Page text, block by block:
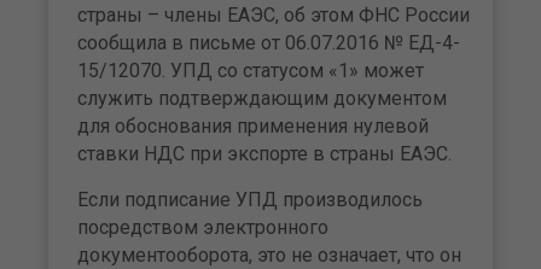
страны – члены ЕАЭС, об этом ФНС России
сообщила в письме от 06.07.2016 № ЕД-4-
15/12070. УПД со статусом «1» может
служить подтверждающим документом
для обоснования применения нулевой
ставки НДС при экспорте в страны ЕАЭС.
Если подписание УПД производилось
посредством электронного
документооборота, это не означает, что он